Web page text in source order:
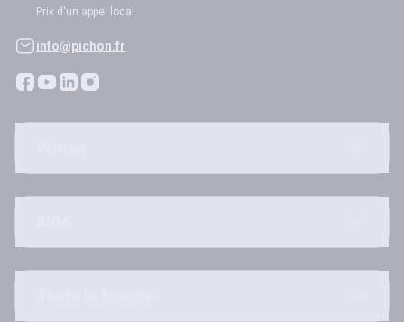
Prix d'un appel local
info@pichon.fr